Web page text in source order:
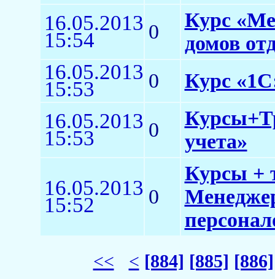
16.05.2013
15:54 0
Курс
домов
16.05.2013
15:53 0 Курс
16.05.2013
15:53 0
учета»
16.05.2013
15:52 0
Курсы +
<< < [884] [885] [886]